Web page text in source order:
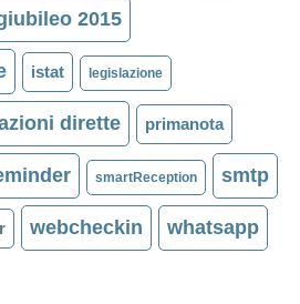
2015
istat legislazione
dirette primanota
smartReception smtp
webcheckin whatsapp